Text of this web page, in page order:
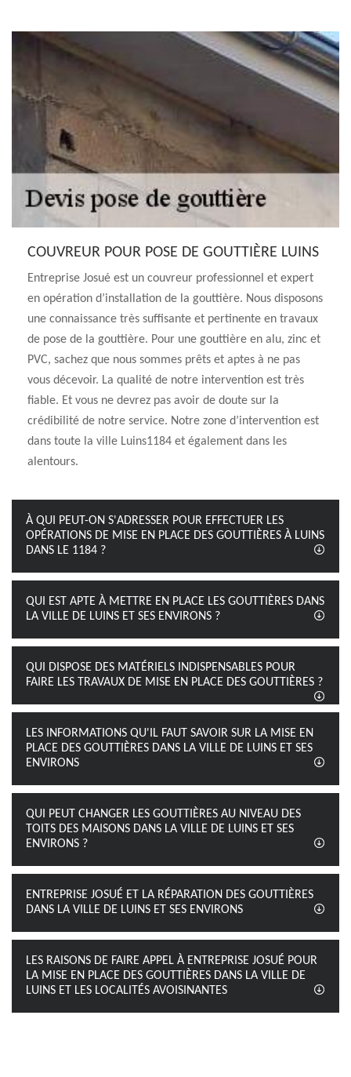
COUVREUR POUR POSE DE GOUTTIÈRE LUINS
Entreprise Josué est un couvreur professionnel et expert
en opération d’installation de la gouttière. Nous disposons
une connaissance très suffisante et pertinente en travaux
de pose de la gouttière. Pour une gouttière en alu, zinc et
PVC, sachez que nous sommes prêts et aptes à ne pas
vous décevoir. La qualité de notre intervention est très
fiable. Et vous ne devrez pas avoir de doute sur la
crédibilité de notre service. Notre zone d’intervention est
dans toute la ville Luins1184 et également dans les
alentours.
À QUI PEUT-ON S'ADRESSER POUR EFFECTUER LES
OPÉRATIONS DE MISE EN PLACE DES GOUTTIÈRES À LUINS
DANS LE 1184 ?
QUI EST APTE À METTRE EN PLACE LES GOUTTIÈRES DANS
LA VILLE DE LUINS ET SES ENVIRONS ?
QUI DISPOSE DES MATÉRIELS INDISPENSABLES POUR
FAIRE LES TRAVAUX DE MISE EN PLACE DES GOUTTIÈRES ?
LES INFORMATIONS QU'IL FAUT SAVOIR SUR LA MISE EN
PLACE DES GOUTTIÈRES DANS LA VILLE DE LUINS ET SES
ENVIRONS
QUI PEUT CHANGER LES GOUTTIÈRES AU NIVEAU DES
TOITS DES MAISONS DANS LA VILLE DE LUINS ET SES
ENVIRONS ?
ENTREPRISE JOSUÉ ET LA RÉPARATION DES GOUTTIÈRES
DANS LA VILLE DE LUINS ET SES ENVIRONS
LES RAISONS DE FAIRE APPEL À ENTREPRISE JOSUÉ POUR
LA MISE EN PLACE DES GOUTTIÈRES DANS LA VILLE DE
LUINS ET LES LOCALITÉS AVOISINANTES